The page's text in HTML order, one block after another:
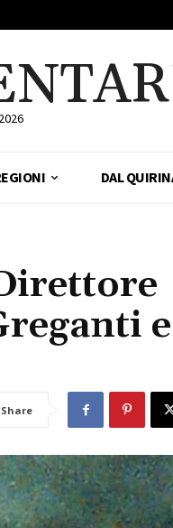
DAL
e
Share